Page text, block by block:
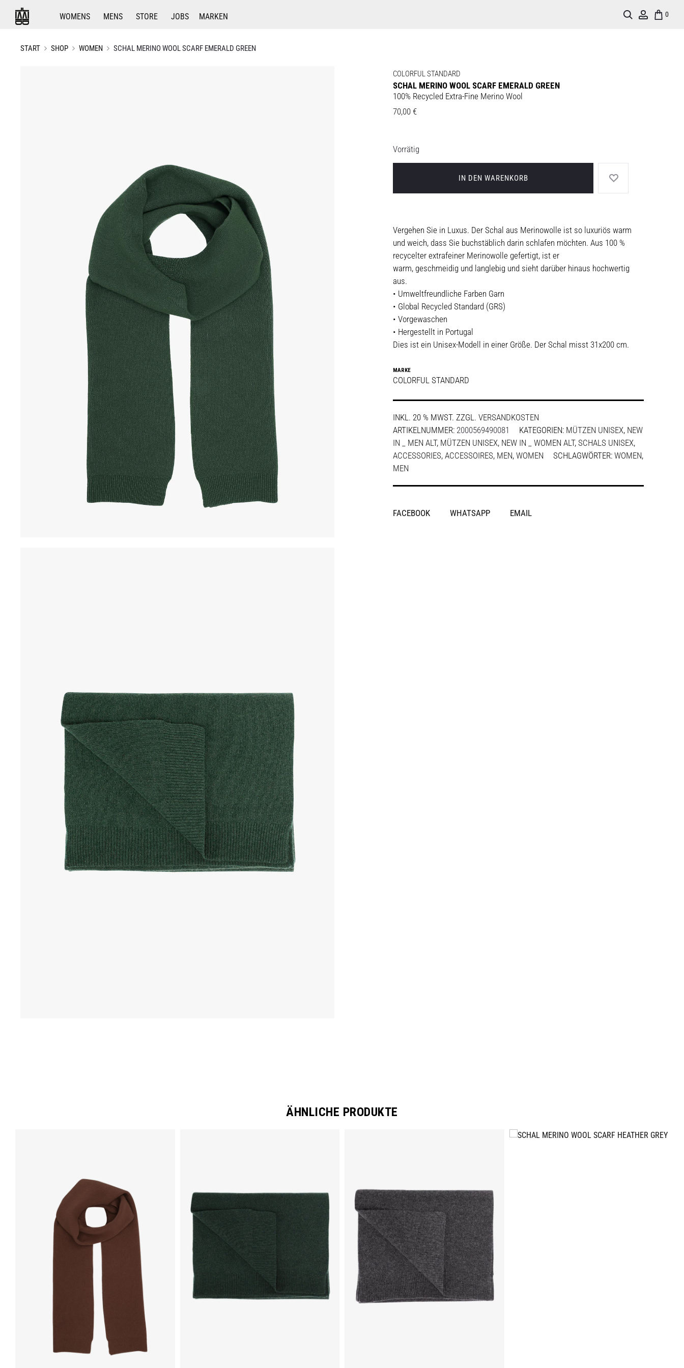
WOMENS MENS STORE JOBS MARKEN 0
Account
Search
START SHOP WOMEN SCHAL MERINO WOOL SCARF EMERALD GREEN
COLORFUL STANDARD
SCHAL MERINO WOOL SCARF EMERALD GREEN
100% Recycled Extra-Fine Merino Wool
70,00 €
Vorrätig
IN DEN WARENKORB
Vergehen Sie in Luxus. Der Schal aus Merinowolle ist so luxuriös warm
und weich, dass Sie buchstäblich darin schlafen möchten. Aus 100 %
recycelter extrafeiner Merinowolle gefertigt, ist er
warm, geschmeidig und langlebig und sieht darüber hinaus hochwertig
aus.
• Umweltfreundliche Farben Garn
• Global Recycled Standard (GRS)
• Vorgewaschen
• Hergestellt in Portugal
Dies ist ein Unisex-Modell in einer Größe. Der Schal misst 31x200 cm.
MARKE
COLORFUL STANDARD
INKL. 20 % MWST. ZZGL. VERSANDKOSTEN
ARTIKELNUMMER: 2000569490081 KATEGORIEN: MÜTZEN UNISEX, NEW
IN _ MEN ALT, MÜTZEN UNISEX, NEW IN _ WOMEN ALT, SCHALS UNISEX,
ACCESSORIES, ACCESSOIRES, MEN, WOMEN SCHLAGWÖRTER: WOMEN,
MEN
SHARE
FACEBOOK WHATSAPP EMAIL
ÄHNLICHE PRODUKTE